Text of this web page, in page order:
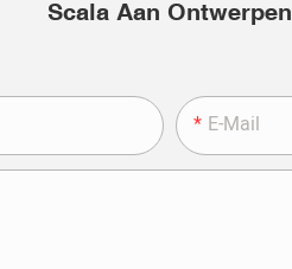
Scala Aan Ontwerpen
E-Mail